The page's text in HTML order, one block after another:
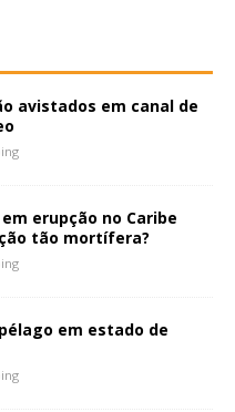
avistados em canal de
erupção no Caribe
tão mortífera?
em estado de